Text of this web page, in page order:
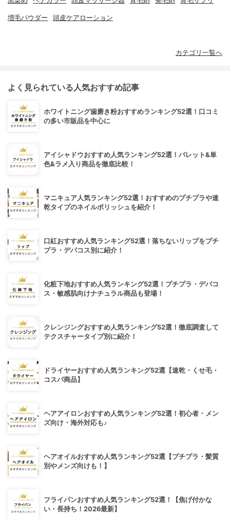
増毛パウダー 頭皮ケアローション
カテゴリ一覧へ
よく見られている人気おすすめ記事
ホワイトニング歯磨き粉おすすめランキング52選！口コミ
の多い市販品を中心に
アイシャドウおすすめ人気ランキング52選！パレット&単
色&ラメ入り商品を徹底比較！
マニキュア人気ランキング52選！おすすめのプチプラや速
乾タイプのネイルポリッシュを紹介！
口紅おすすめ人気ランキング52選！落ちないリップをプチ
プラ・デパコス別に紹介！
化粧下地おすすめ人気ランキング52選！プチプラ・デパコ
ス・敏感肌向けナチュラル商品も登場！
クレンジングおすすめ人気ランキング52選！徹底調査して
テクスチャータイプ別に紹介！
ドライヤーおすすめ人気ランキング52選【速乾・くせ毛・
コスパ商品】
ヘアアイロンおすすめ人気ランキング52選！初心者・メン
ズ向け・海外対応も♪
ヘアオイルおすすめ人気ランキング52選【プチプラ・髪質
別やメンズ向けも！】
フライパンおすすめ人気ランキング52選！【焦げ付かな
い・長持ち！2026最新】